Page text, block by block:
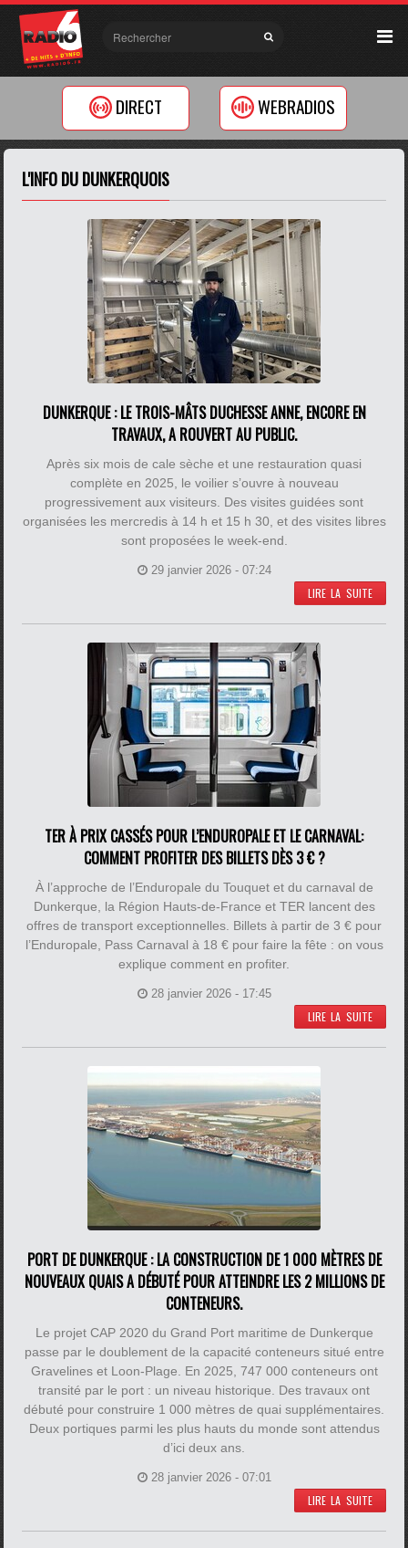
DIRECT WEBRADIOS
L'INFO DU DUNKERQUOIS
DUNKERQUE : LE TROIS-MÂTS DUCHESSE ANNE, ENCORE EN
TRAVAUX, A ROUVERT AU PUBLIC.
Après six mois de cale sèche et une restauration quasi
complète en 2025, le voilier s’ouvre à nouveau
progressivement aux visiteurs. Des visites guidées sont
organisées les mercredis à 14 h et 15 h 30, et des visites libres
sont proposées le week-end.
29 janvier 2026 - 07:24
LIRE LA SUITE
TER À PRIX CASSÉS POUR L’ENDUROPALE ET LE CARNAVAL:
COMMENT PROFITER DES BILLETS DÈS 3 € ?
À l’approche de l’Enduropale du Touquet et du carnaval de
Dunkerque, la Région Hauts-de-France et TER lancent des
offres de transport exceptionnelles. Billets à partir de 3 € pour
l’Enduropale, Pass Carnaval à 18 € pour faire la fête : on vous
explique comment en profiter.
28 janvier 2026 - 17:45
LIRE LA SUITE
PORT DE DUNKERQUE : LA CONSTRUCTION DE 1 000 MÈTRES DE
NOUVEAUX QUAIS A DÉBUTÉ POUR ATTEINDRE LES 2 MILLIONS DE
CONTENEURS.
Le projet CAP 2020 du Grand Port maritime de Dunkerque
passe par le doublement de la capacité conteneurs situé entre
Gravelines et Loon-Plage. En 2025, 747 000 conteneurs ont
transité par le port : un niveau historique. Des travaux ont
débuté pour construire 1 000 mètres de quai supplémentaires.
Deux portiques parmi les plus hauts du monde sont attendus
d’ici deux ans.
28 janvier 2026 - 07:01
LIRE LA SUITE